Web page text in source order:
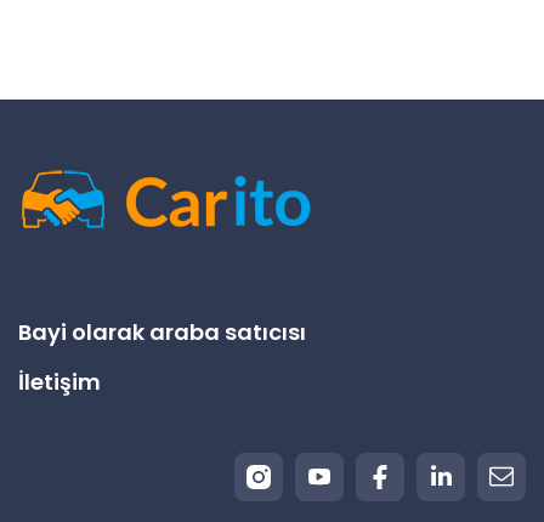
Bayi olarak araba satıcısı
İletişim